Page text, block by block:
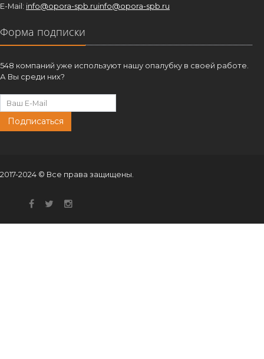
E-Mail: info@opora-spb.ruinfo@opora-spb.ru
Форма подписки
548 компаний уже используют нашу опалубку в своей работе.
А Вы среди них?
Подписаться
2017-2024 © Все права защищены.